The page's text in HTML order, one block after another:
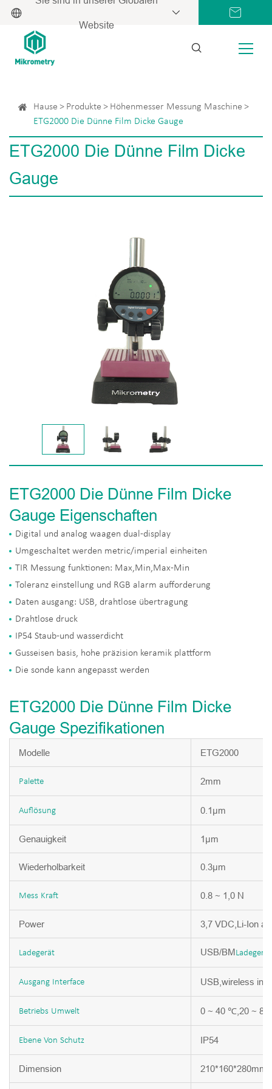
Website
Hause Produkte
Höhenmesser Messung Maschine
ETG2000 Die Dünne Film Dicke Gauge
ETG2000 Die Dünne Film Dicke
Gauge
ETG2000 Die Dünne Film Dicke
Gauge Eigenschaften
Digital und analog waagen dual-display
Umgeschaltet werden metric/imperial einheiten
TIR Messung funktionen: Max,Min,Max-Min
Toleranz einstellung und RGB alarm aufforderung
Daten ausgang: USB, drahtlose übertragung
Drahtlose druck
IP54 Staub-und wasserdicht
Gusseisen basis, hohe präzision keramik plattform
Die sonde kann angepasst werden
ETG2000 Die Dünne Film Dicke
Gauge Spezifikationen
Modelle ETG2000
Palette 2mm
Auflösung 0.1μm
Genauigkeit 1μm
Wiederholbarkeit 0.3μm
Mess Kraft 0.8 ~ 1,0 N
Power 3,7 VDC,Li-Ion
Ladegerät USB/BMLadegerät
Ausgang Interface USB,wireless
Betriebs Umwelt 0 ~ 40 ℃,20 ~
Ebene Von Schutz IP54
Dimension 210*160*280mm